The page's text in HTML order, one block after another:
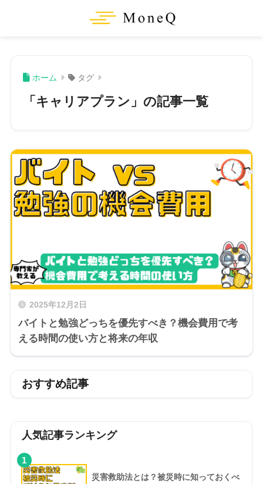
ホーム タグ
「キャリアプラン」の記事一覧
2025年12月2日
バイトと勉強どっちを優先すべき？機会費用で考
える時間の使い方と将来の年収
おすすめ記事
人気記事ランキング
1
災害救助法とは？被災時に知っておくべ